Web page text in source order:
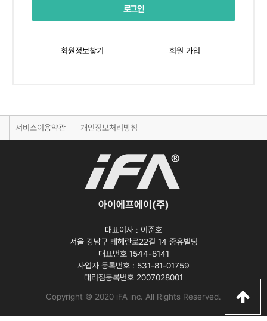
회원정보찾기 회원 가입
서비스이용약관 개인정보처리방침
아이에프에이(주)
대표이사 : 이준호
서울 강남구 테헤란로22길 14 중유빌딩
대표번호 1544-8141
사업자 등록번호 : 531-81-01759
대리점등록번호 2007028001
Copyright © 2020 iFA inc. All Rights Reserved.